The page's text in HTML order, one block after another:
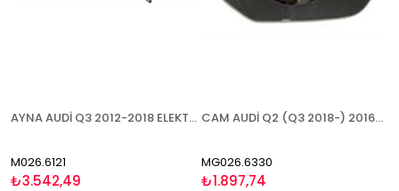
AYNA AUDİ Q3 2012-2018 ELEKTRİKLİ ISITMALI ASTARLI SİNYALLİ SAĞ
M026.6121
₺3.542,49
CAM AUDİ Q2 (Q3 2018-) 2016- ISITMALI ASFERİK SOL
MG026.6330
₺1.897,74